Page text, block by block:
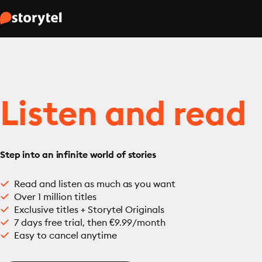
Listen and read
Step into an infinite world of stories
Read and listen as much as you want
Over 1 million titles
Exclusive titles + Storytel Originals
7 days free trial, then €9.99/month
Easy to cancel anytime